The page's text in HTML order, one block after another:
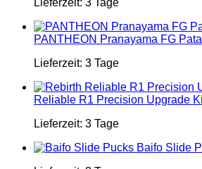
Lieferzeit: 3 Tage
PANTHEON Pranayama FG
Lieferzeit: 3 Tage
Reliable R1 Precision Upgrade
Lieferzeit: 3 Tage
Baifo Slide